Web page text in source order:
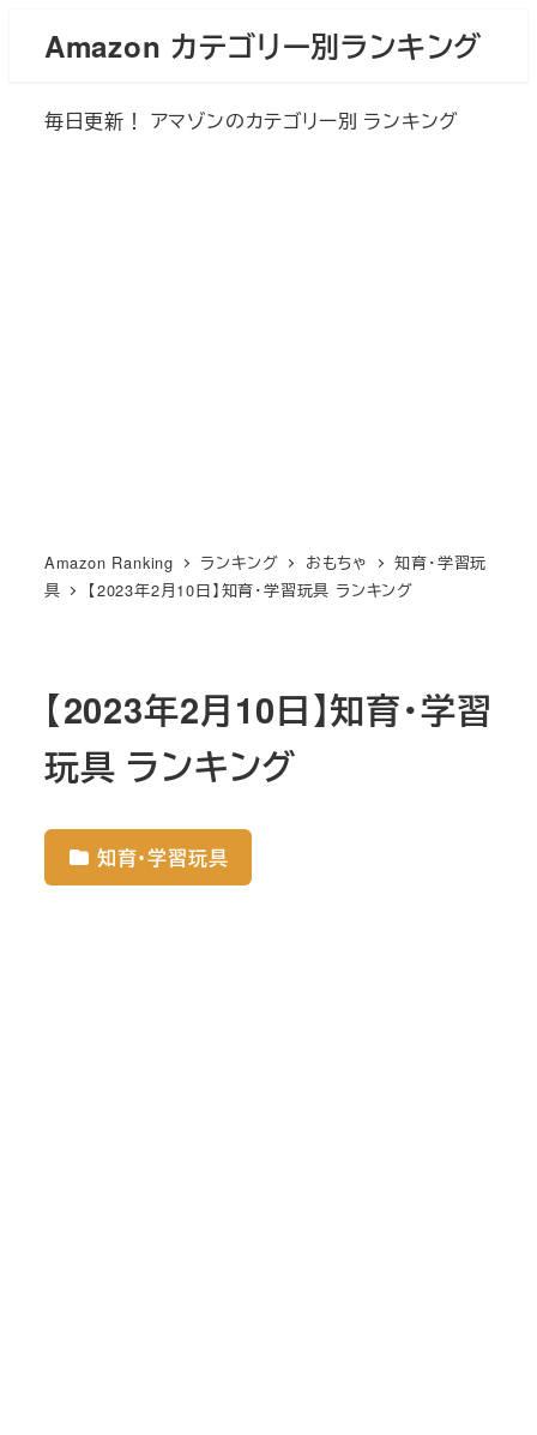
Amazon カテゴリー別ランキング
毎日更新！ アマゾンのカテゴリー別 ランキング
Amazon Ranking ランキング おもちゃ
知育・学習玩
具
【2023年2月10日】知育・学習玩具 ランキング
【2023年2月10日】知育・学習
玩具 ランキング
知育・学習玩具